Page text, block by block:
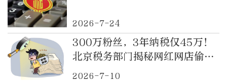
2026-7-24
300万粉丝，3年纳税仅45万！
北京税务部门揭秘网红网店偷税
案
2026-7-10